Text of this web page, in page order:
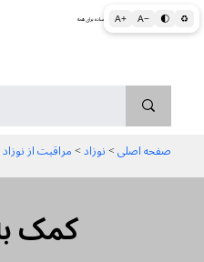
A+ A− 🌓 ♻ اطلاعات پزشکی و بهداشتی به زبان ساده برای همه
صفحه اصلی > نوزاد > مراقبت از
کمک